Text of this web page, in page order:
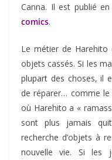
Canna. Il est publié
comics.
Le métier de
objets cassés. Si les
plupart des choses, il
de réparer… comme
où Harehito a «
sont plus jamais
recherche d’objets à
nouvelle vie. Si les